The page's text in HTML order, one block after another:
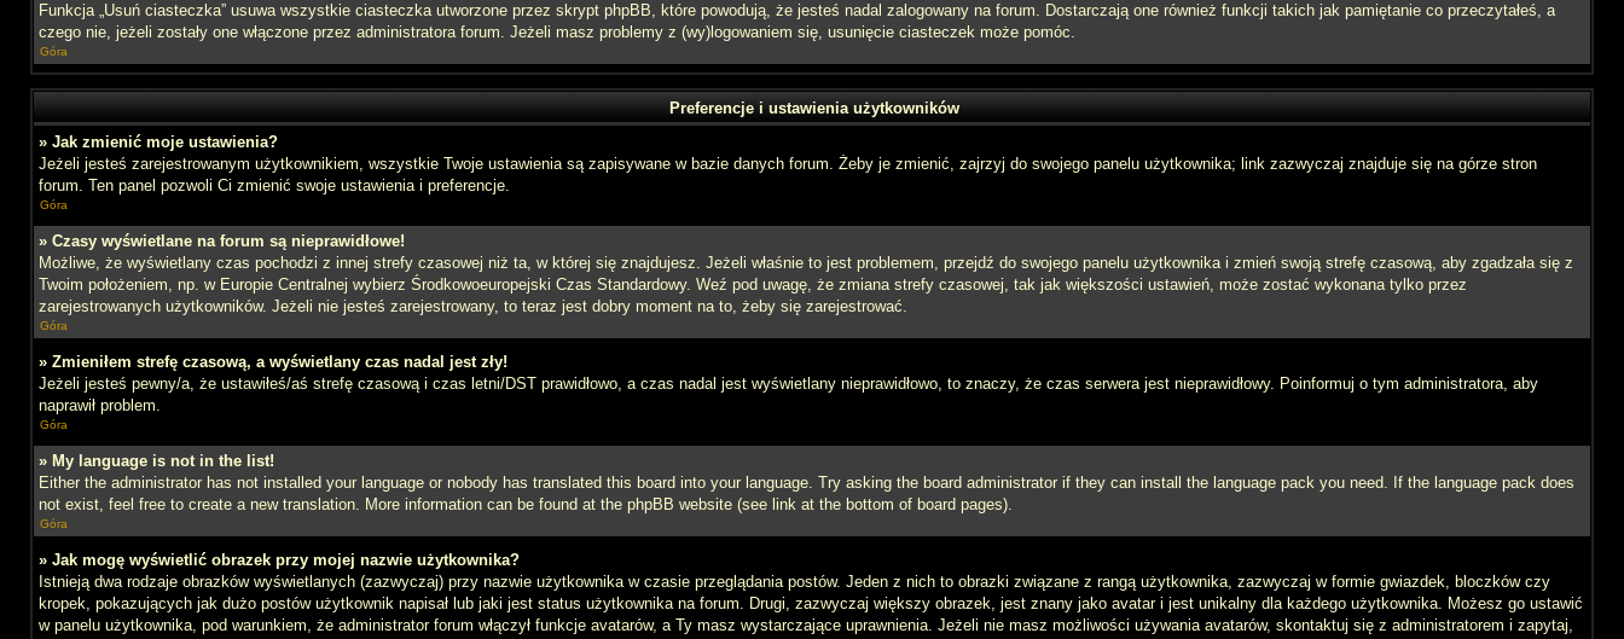
Funkcja „Usuń ciasteczka” usuwa wszystkie ciasteczka utworzone przez skrypt phpBB, które powodują, że jesteś nadal zalogowany na forum. Dostarczają one również funkcji takich jak pamiętanie co przeczytałeś, a
czego nie, jeżeli zostały one włączone przez administratora forum. Jeżeli masz problemy z (wy)logowaniem się, usunięcie ciasteczek może pomóc.
Góra
Preferencje i ustawienia użytkowników
» Jak zmienić moje ustawienia?
Jeżeli jesteś zarejestrowanym użytkownikiem, wszystkie Twoje ustawienia są zapisywane w bazie danych forum. Żeby je zmienić, zajrzyj do swojego panelu użytkownika; link zazwyczaj znajduje się na górze stron
forum. Ten panel pozwoli Ci zmienić swoje ustawienia i preferencje.
Góra
» Czasy wyświetlane na forum są nieprawidłowe!
Możliwe, że wyświetlany czas pochodzi z innej strefy czasowej niż ta, w której się znajdujesz. Jeżeli właśnie to jest problemem, przejdź do swojego panelu użytkownika i zmień swoją strefę czasową, aby zgadzała się z
Twoim położeniem, np. w Europie Centralnej wybierz Środkowoeuropejski Czas Standardowy. Weź pod uwagę, że zmiana strefy czasowej, tak jak większości ustawień, może zostać wykonana tylko przez
zarejestrowanych użytkowników. Jeżeli nie jesteś zarejestrowany, to teraz jest dobry moment na to, żeby się zarejestrować.
Góra
» Zmieniłem strefę czasową, a wyświetlany czas nadal jest zły!
Jeżeli jesteś pewny/a, że ustawiłeś/aś strefę czasową i czas letni/DST prawidłowo, a czas nadal jest wyświetlany nieprawidłowo, to znaczy, że czas serwera jest nieprawidłowy. Poinformuj o tym administratora, aby
naprawił problem.
Góra
» My language is not in the list!
Either the administrator has not installed your language or nobody has translated this board into your language. Try asking the board administrator if they can install the language pack you need. If the language pack does
not exist, feel free to create a new translation. More information can be found at the phpBB website (see link at the bottom of board pages).
Góra
» Jak mogę wyświetlić obrazek przy mojej nazwie użytkownika?
Istnieją dwa rodzaje obrazków wyświetlanych (zazwyczaj) przy nazwie użytkownika w czasie przeglądania postów. Jeden z nich to obrazki związane z rangą użytkownika, zazwyczaj w formie gwiazdek, bloczków czy
kropek, pokazujących jak dużo postów użytkownik napisał lub jaki jest status użytkownika na forum. Drugi, zazwyczaj większy obrazek, jest znany jako avatar i jest unikalny dla każdego użytkownika. Możesz go ustawić
w panelu użytkownika, pod warunkiem, że administrator forum włączył funkcje avatarów, a Ty masz wystarczające uprawnienia. Jeżeli nie masz możliwości używania avatarów, skontaktuj się z administratorem i zapytaj,